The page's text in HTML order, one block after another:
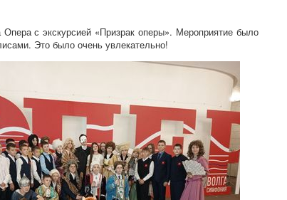
с экскурсией «Призрак оперы». Мероприятие было
Это было очень увлекательно!